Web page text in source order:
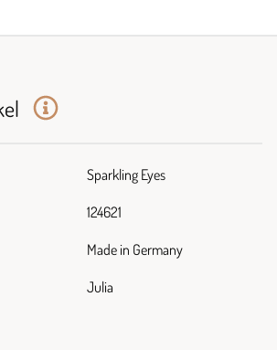
Sparkling Eyes
124621
Made in Germany
Julia